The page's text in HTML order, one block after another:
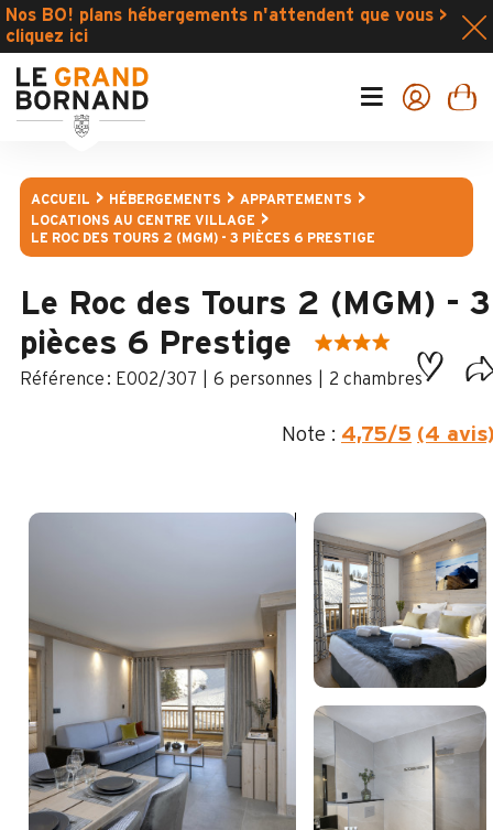
Nos BO! plans hébergements n'attendent que vous >
cliquez ici
ACCUEIL HÉBERGEMENTS
APPARTEMENTS
LOCATIONS AU CENTRE VILLAGE
LE ROC DES TOURS 2 (MGM) - 3 PIÈCES 6 PRESTIGE
Le Roc des Tours 2 (MGM) - 3
pièces 6 Prestige
: E002/307 6 personnes 2 chambres
Note : 4,75/5 (4